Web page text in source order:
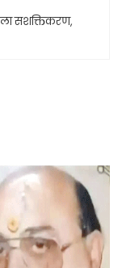
सशक्तिकरण,